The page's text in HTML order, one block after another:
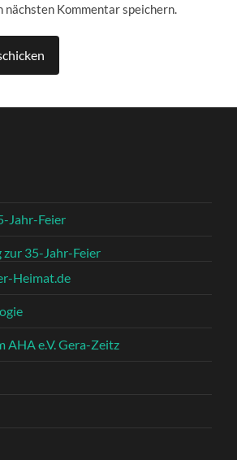
nächsten Kommentar speichern.
Jahr-Feier
zur 35-Jahr-Feier
Heimat.de
AHA e.V. Gera-Zeitz